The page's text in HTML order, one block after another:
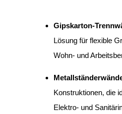
Gipskarton-
Lösung für flexible
Wohn- und
Konstruktionen, die
Elektro- und